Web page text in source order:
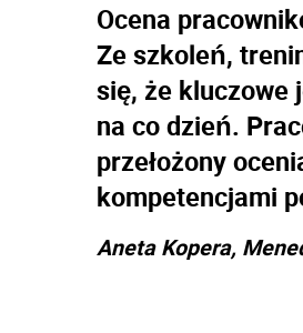
Ocena
Ze szkoleń,
się, że kluczowe
na co dzień.
przełożony
kompetencjami
Aneta Kopera,